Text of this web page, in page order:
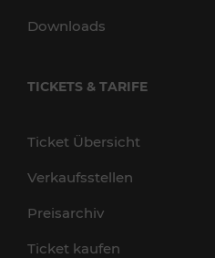
Downloads
TICKETS & TARIFE
Ticket Übersicht
Verkaufsstellen
Preisarchiv
Ticket kaufen